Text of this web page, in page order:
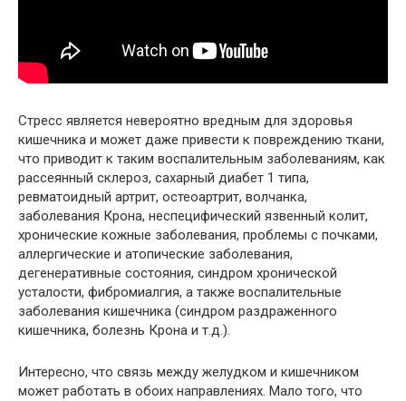
Стресс является невероятно вредным для здоровья
кишечника и может даже привести к повреждению ткани,
что приводит к таким воспалительным заболеваниям, как
рассеянный склероз, сахарный диабет 1 типа,
ревматоидный артрит, остеоартрит, волчанка,
заболевания Крона, неспецифический язвенный колит,
хронические кожные заболевания, проблемы с почками,
аллергические и атопические заболевания,
дегенеративные состояния, синдром хронической
усталости, фибромиалгия, а также воспалительные
заболевания кишечника (синдром раздраженного
кишечника, болезнь Крона и т.д.).
Интересно, что связь между желудком и кишечником
может работать в обоих направлениях. Мало того, что